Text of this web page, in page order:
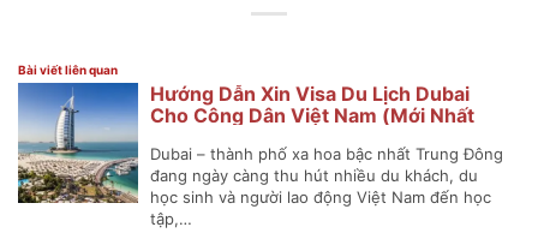
Bài viết liên quan
Hướng Dẫn Xin Visa Du Lịch Dubai
Cho Công Dân Việt Nam (Mới Nhất
Dubai – thành phố xa hoa bậc nhất Trung Đông
đang ngày càng thu hút nhiều du khách, du
học sinh và người lao động Việt Nam đến học
tập,…